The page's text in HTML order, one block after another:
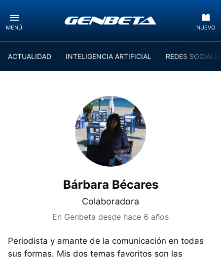
MENÚ NUEVO
ACTUALIDAD INTELIGENCIA ARTIFICIAL REDES
Bárbara Bécares
Colaboradora
En Genbeta desde hace 6 años
Periodista y amante de la comunicación en todas
sus formas. Mis dos temas favoritos son las